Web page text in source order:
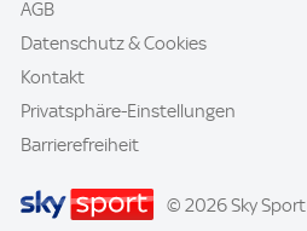
AGB
Datenschutz & Cookies
Kontakt
Privatsphäre-Einstellungen
Barrierefreiheit
© 2026 Sky Sport